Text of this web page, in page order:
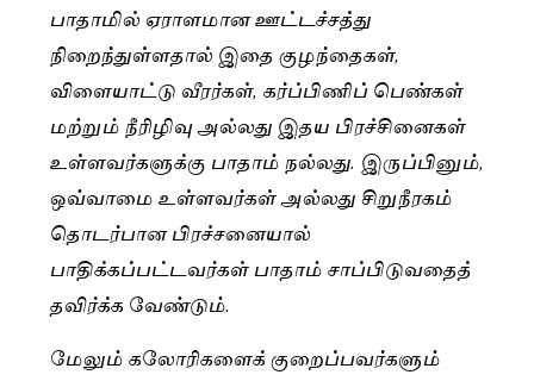
பாதாமில் ஏராளமான ஊட்டச்சத்து
நிறைந்துள்ளதால் இதை குழந்தைகள்,
விளையாட்டு வீரர்கள், கர்ப்பிணிப் பெண்கள்
மற்றும் நீரிழிவு அல்லது இதய பிரச்சினைகள்
உள்ளவர்களுக்கு பாதாம் நல்லது. இருப்பினும்,
ஒவ்வாமை உள்ளவர்கள் அல்லது சிறுநீரகம்
தொடர்பான பிரச்சனையால்
பாதிக்கப்பட்டவர்கள் பாதாம் சாப்பிடுவதைத்
தவிர்க்க வேண்டும்.
மேலும் கலோரிகளைக் குறைப்பவர்களும்